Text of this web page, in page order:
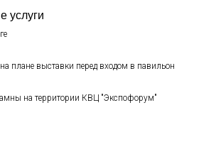
услуги
плане выставки перед входом в павильон
на территории КВЦ "Экспофорум"